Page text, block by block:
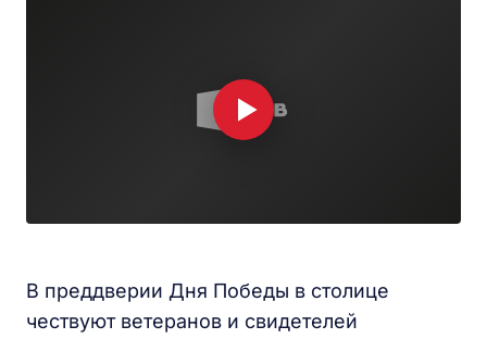
В преддверии Дня Победы в столице
чествуют ветеранов и свидетелей